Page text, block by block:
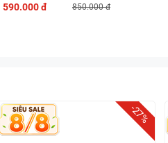
590.000 đ 850.000 đ
-27%